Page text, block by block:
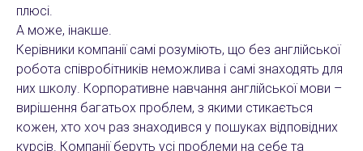
плюсі.
А може, інакше.
Керівники компанії самі розуміють, що без англійської
робота співробітників неможлива і самі знаходять для
них школу. Корпоративне навчання англійської мови –
вирішення багатьох проблем, з якими стикається
кожен, хто хоч раз знаходився у пошуках відповідних
курсів. Компанії беруть усі проблеми на себе та